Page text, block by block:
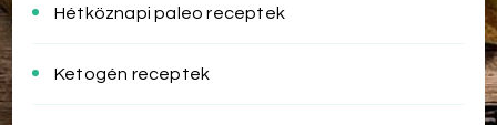
Hétköznapi paleo receptek
Ketogén receptek